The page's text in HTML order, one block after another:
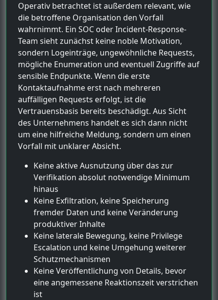
Operativ betrachtet ist außerdem relevant, wie
die betroffene Organisation den Vorfall
wahrnimmt. Ein SOC oder Incident-Response-
Team sieht zunächst keine noble Motivation,
sondern Logeinträge, ungewöhnliche Requests,
mögliche Enumeration und eventuell Zugriffe auf
sensible Endpunkte. Wenn die erste
Kontaktaufnahme erst nach mehreren
auffälligen Requests erfolgt, ist die
Vertrauensbasis bereits beschädigt. Aus Sicht
des Unternehmens handelt es sich dann nicht
um eine hilfreiche Meldung, sondern um einen
Vorfall mit unklarer Absicht.
Keine aktive Ausnutzung über das zur
Verifikation absolut notwendige Minimum
hinaus
Keine Exfiltration, keine Speicherung
fremder Daten und keine Veränderung
produktiver Inhalte
Keine laterale Bewegung, keine Privilege
Escalation und keine Umgehung weiterer
Schutzmechanismen
Keine Veröffentlichung von Details, bevor
eine angemessene Reaktionszeit verstrichen
ist